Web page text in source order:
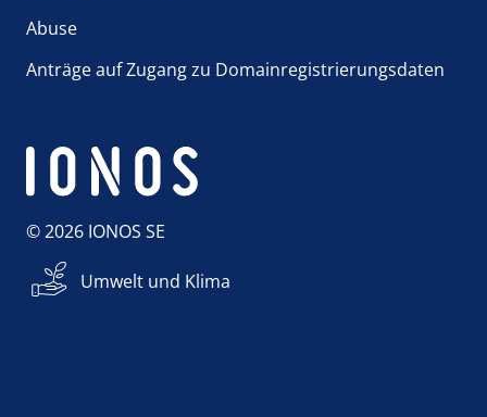
Abuse
Anträge auf Zugang zu Domainregistrierungsdaten
© 2026 IONOS SE
Umwelt und Klima